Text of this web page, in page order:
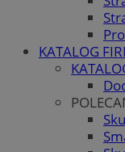
KATALOG